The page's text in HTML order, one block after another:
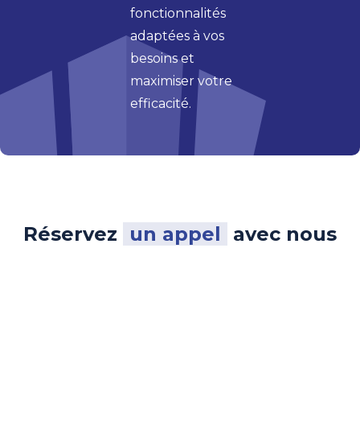
fonctionnalités
adaptées à vos
besoins et
maximiser votre
efficacité.
Réservez un appel avec nous